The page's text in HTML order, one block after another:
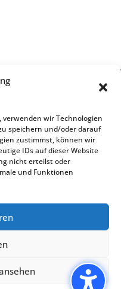
verwenden wir Technologien
speichern und/oder darauf
zustimmst, können wir
IDs auf dieser Website
nicht erteilst oder
und Funktionen